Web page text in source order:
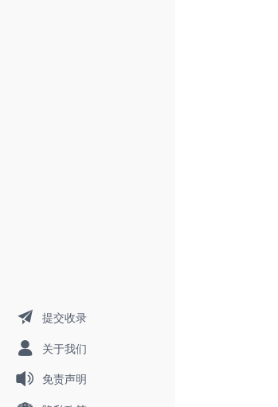
提交收录
关于我们
免责声明